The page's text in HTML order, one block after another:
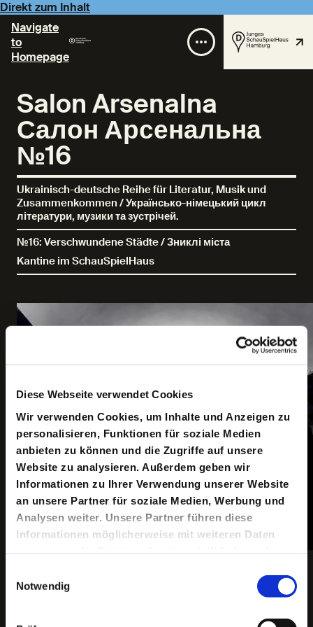
Diese Webseite verwendet Cookies
Wir verwenden Cookies, um Inhalte und Anzeigen zu
personalisieren, Funktionen für soziale Medien
anbieten zu können und die Zugriffe auf unsere
Website zu analysieren. Außerdem geben wir
Informationen zu Ihrer Verwendung unserer Website
an unsere Partner für soziale Medien, Werbung und
Analysen weiter. Unsere Partner führen diese
Informationen möglicherweise mit weiteren Daten
gesammelt haben.
Notwendig
Direkt zum Inhalt
Navigate
to
Homepage
Salon Arsenalna
Салон Арсенальна
№16
Ukrainisch-deutsche Reihe für Literatur, Musik und
Zusammenkommen / Українсько-німецький цикл
літератури, музики та зустрічей.
№16: Verschwundene Städte / Зниклі міста
Kantine im SchauSpielHaus